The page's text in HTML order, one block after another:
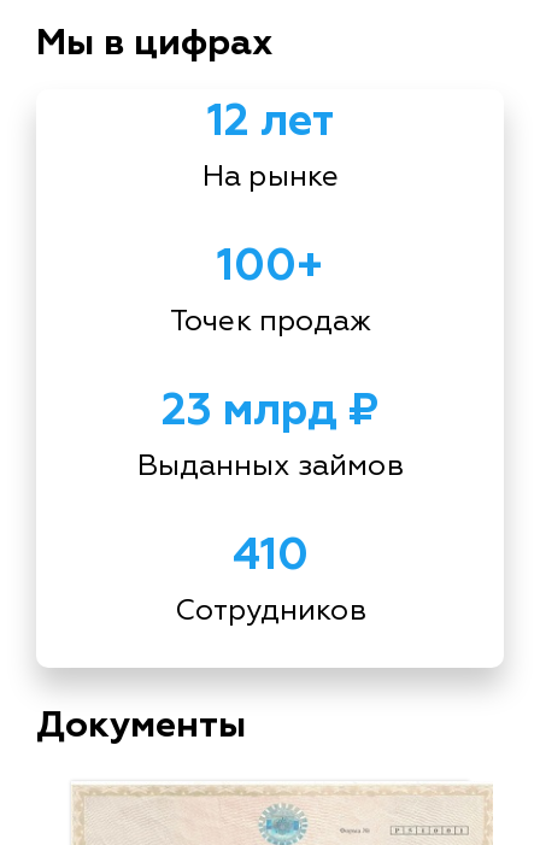
Мы в цифрах
12 лет
На рынке
100+
Точек продаж
23 млрд ₽
Выданных займов
410
Сотрудников
Документы